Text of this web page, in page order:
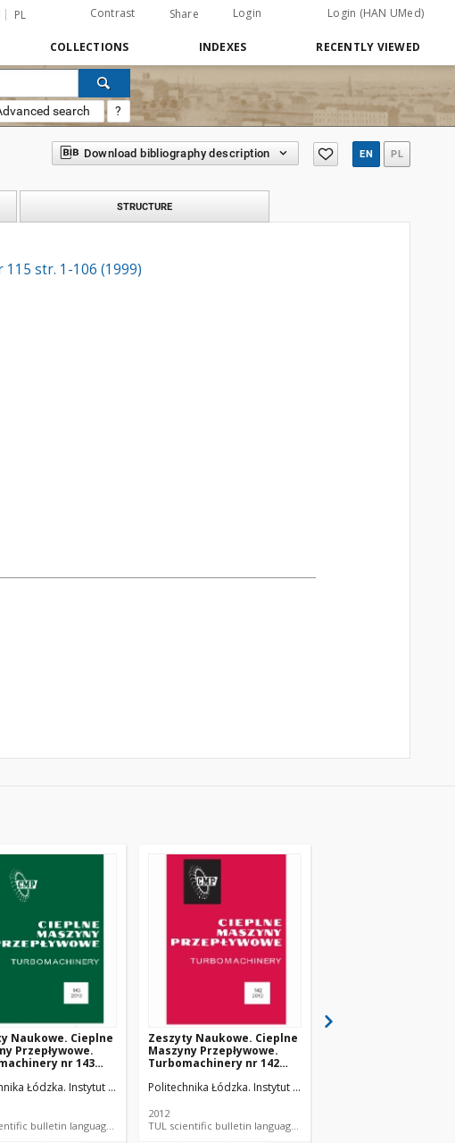
PL Contrast Share Login Login (HAN UMed)
COLLECTIONS INDEXES RECENTLY VIEWED
search ?
Download bibliography description EN PL
STRUCTURE
115 str. 1-106 (1999)
Naukowe. Cieplne
Przepływowe.
nr 143
Łódzka. Instytut Maszyn Przepływowych.
TUL scientific bulletin language document
Zeszyty Naukowe. Cieplne
Maszyny Przepływowe.
Turbomachinery nr 142
Politechnika Łódzka. Instytut Maszyn Przepływowych.
2012
TUL scientific bulletin language document